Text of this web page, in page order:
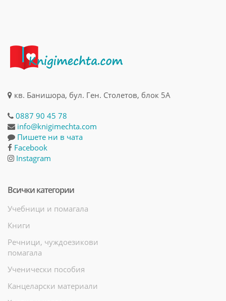
кв. Банишора, бул. Ген. Столетов, блок 5А
0887 90 45 78
info@knigimechta.com
Пишете ни в чата
Facebook
Instagram
Всички категории
Учебници и помагала
Книги
Речници, чуждоезикови
помагала
Ученически пособия
Канцеларски материали